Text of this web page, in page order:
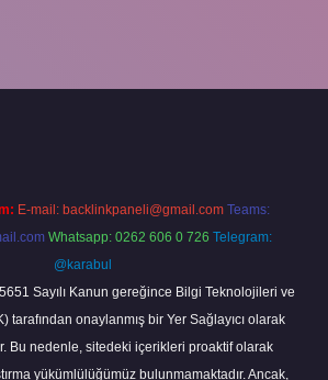
E-mail: backlinkpaneli@gmail.com Teams:
Whatsapp: 0262 606 0 726 Telegram:
@karabul
Sayılı Kanun gereğince Bilgi Teknolojileri ve
tarafından onaylanmış bir Yer Sağlayıcı olarak
Bu nedenle, sitedeki içerikleri proaktif olarak
yükümlülüğümüz bulunmamaktadır. Ancak,